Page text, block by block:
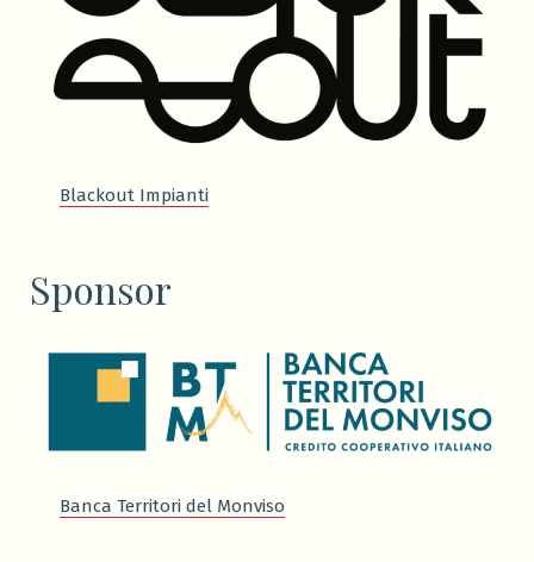
Blackout Impianti
Sponsor
Banca Territori del Monviso